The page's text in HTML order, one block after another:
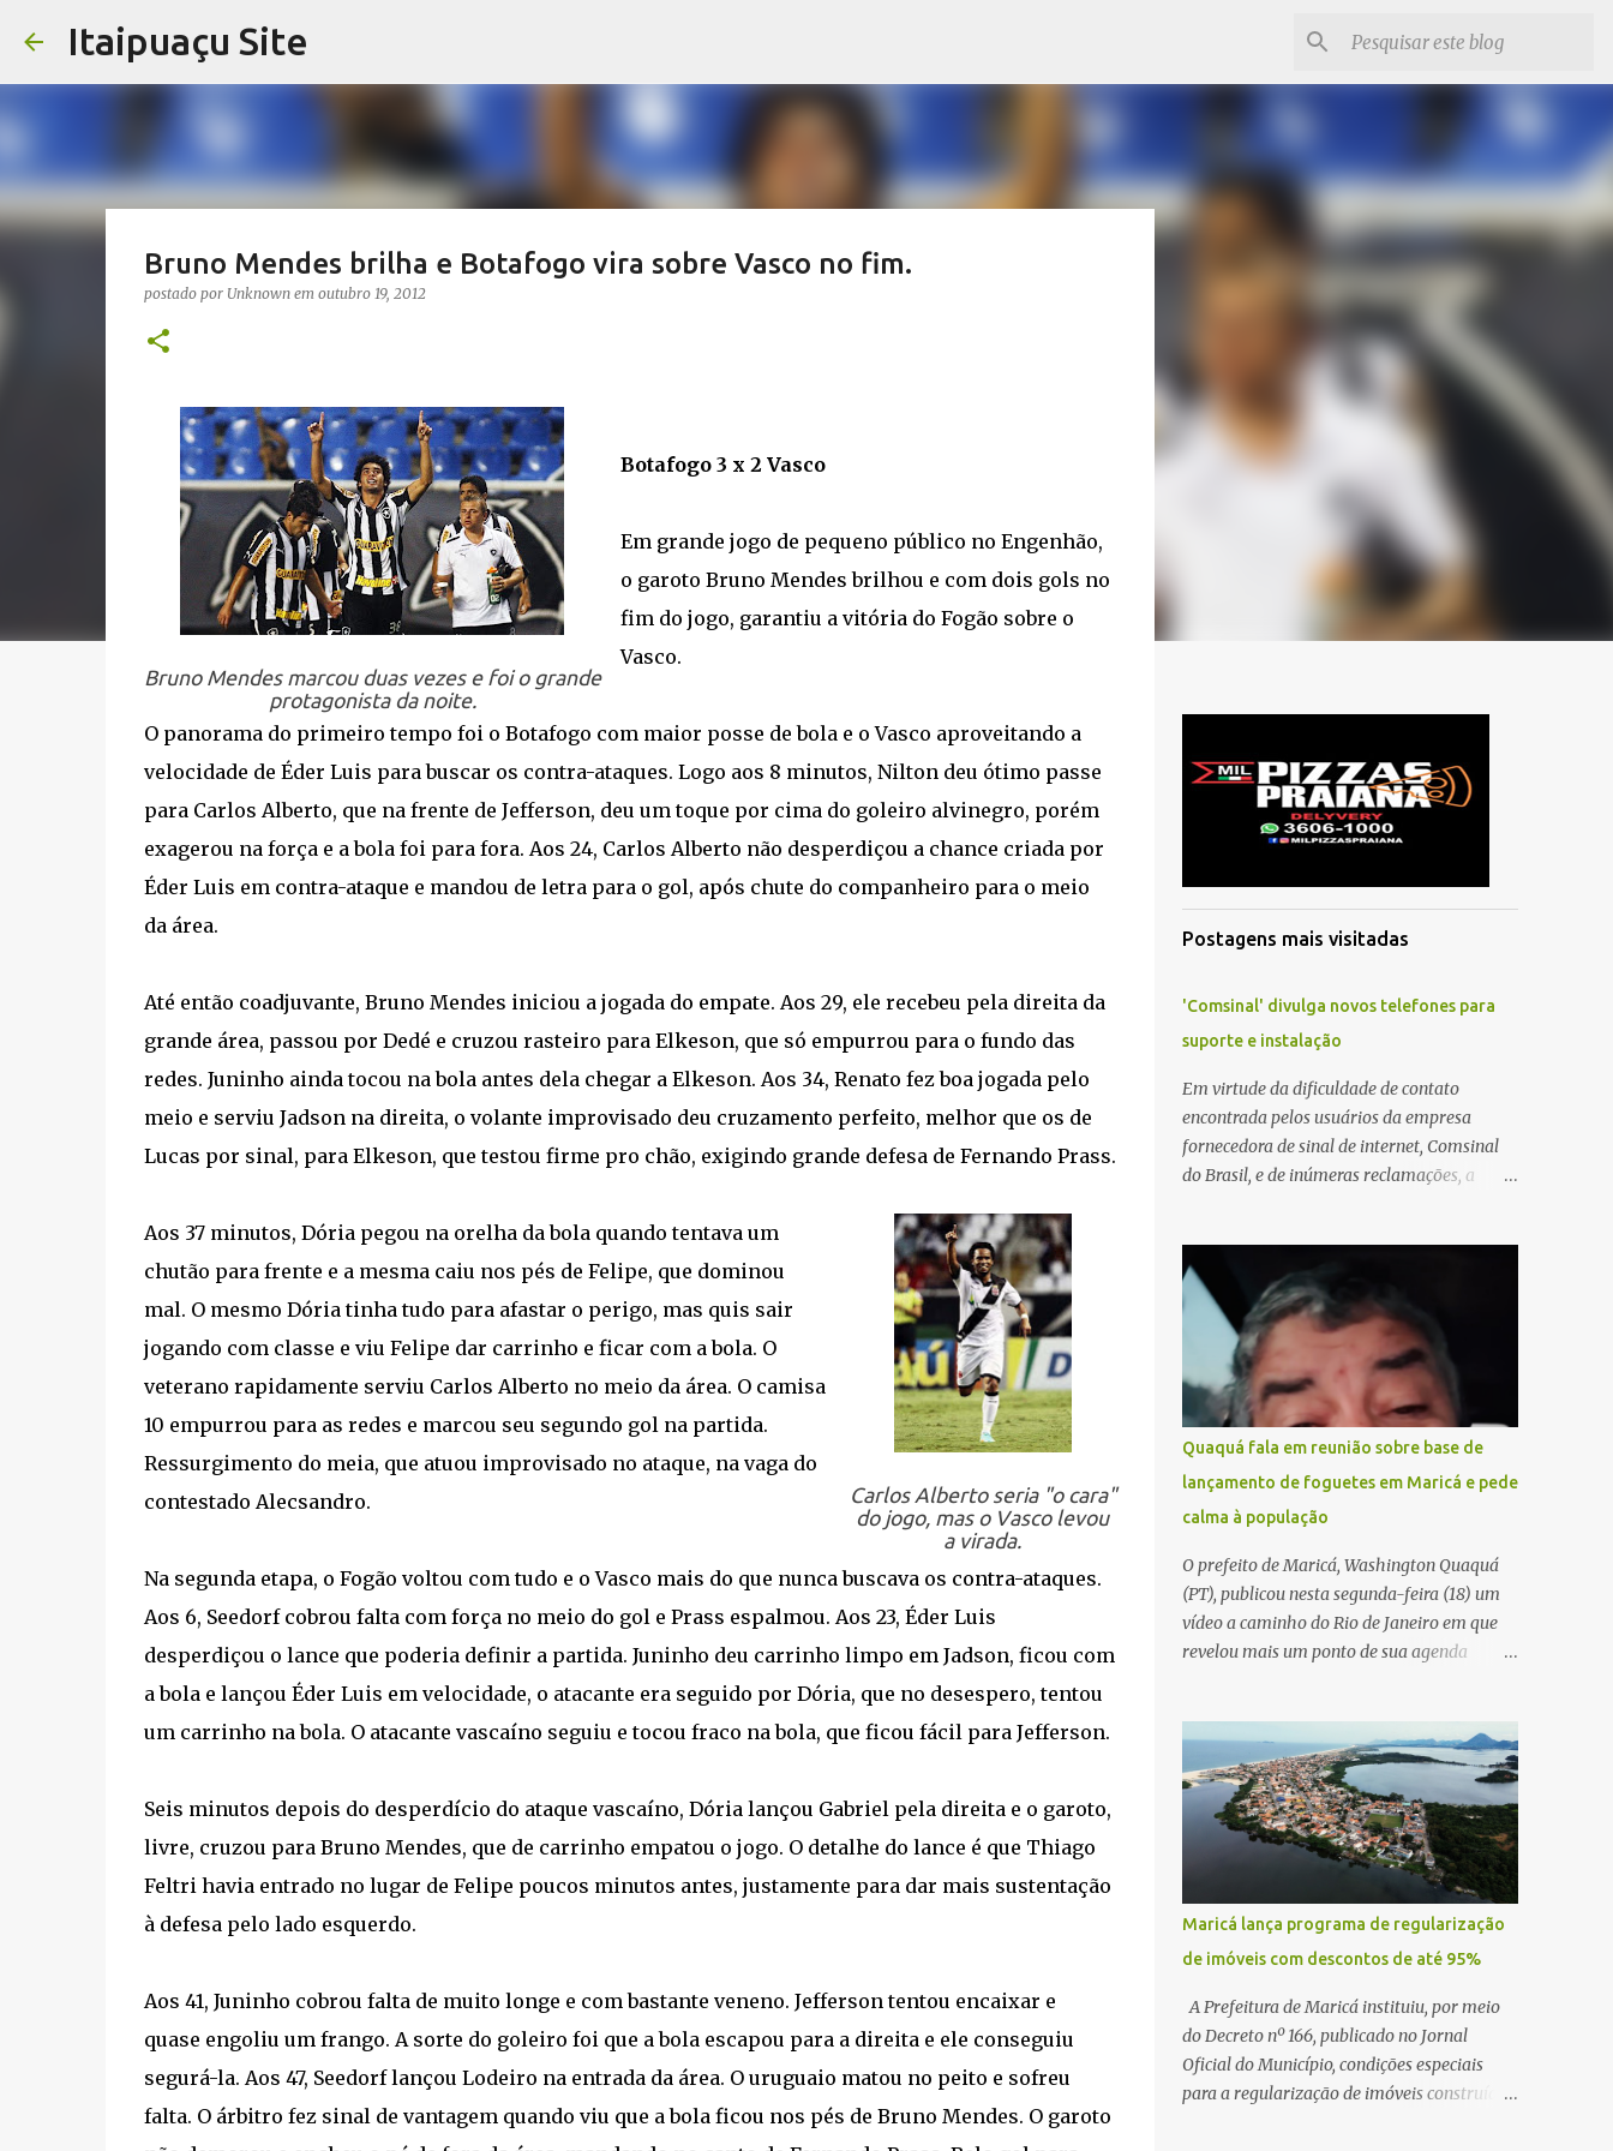
Itaipuaçu Site
Bruno Mendes brilha e Botafogo vira sobre Vasco no fim.
postado por Unknown em outubro 19, 2012
Bruno Mendes marcou duas vezes e foi o grande
protagonista da noite.
Botafogo 3 x 2 Vasco
Em grande jogo de pequeno público no Engenhão,
o garoto Bruno Mendes brilhou e com dois gols no
fim do jogo, garantiu a vitória do Fogão sobre o
Vasco.
O panorama do primeiro tempo foi o Botafogo com maior posse de bola e o Vasco aproveitando a
velocidade de Éder Luis para buscar os contra-ataques. Logo aos 8 minutos, Nilton deu ótimo passe
para Carlos Alberto, que na frente de Jefferson, deu um toque por cima do goleiro alvinegro, porém
exagerou na força e a bola foi para fora. Aos 24, Carlos Alberto não desperdiçou a chance criada por
Éder Luis em contra-ataque e mandou de letra para o gol, após chute do companheiro para o meio
da área.
Até então coadjuvante, Bruno Mendes iniciou a jogada do empate. Aos 29, ele recebeu pela direita da
grande área, passou por Dedé e cruzou rasteiro para Elkeson, que só empurrou para o fundo das
redes. Juninho ainda tocou na bola antes dela chegar a Elkeson. Aos 34, Renato fez boa jogada pelo
meio e serviu Jadson na direita, o volante improvisado deu cruzamento perfeito, melhor que os de
Lucas por sinal, para Elkeson, que testou firme pro chão, exigindo grande defesa de Fernando Prass.
Carlos Alberto seria "o cara"
do jogo, mas o Vasco levou
a virada.
Aos 37 minutos, Dória pegou na orelha da bola quando tentava um
chutão para frente e a mesma caiu nos pés de Felipe, que dominou
mal. O mesmo Dória tinha tudo para afastar o perigo, mas quis sair
jogando com classe e viu Felipe dar carrinho e ficar com a bola. O
veterano rapidamente serviu Carlos Alberto no meio da área. O camisa
10 empurrou para as redes e marcou seu segundo gol na partida.
Ressurgimento do meia, que atuou improvisado no ataque, na vaga do
contestado Alecsandro.
Na segunda etapa, o Fogão voltou com tudo e o Vasco mais do que nunca buscava os contra-ataques.
Aos 6, Seedorf cobrou falta com força no meio do gol e Prass espalmou. Aos 23, Éder Luis
desperdiçou o lance que poderia definir a partida. Juninho deu carrinho limpo em Jadson, ficou com
a bola e lançou Éder Luis em velocidade, o atacante era seguido por Dória, que no desespero, tentou
um carrinho na bola. O atacante vascaíno seguiu e tocou fraco na bola, que ficou fácil para Jefferson.
Seis minutos depois do desperdício do ataque vascaíno, Dória lançou Gabriel pela direita e o garoto,
livre, cruzou para Bruno Mendes, que de carrinho empatou o jogo. O detalhe do lance é que Thiago
Feltri havia entrado no lugar de Felipe poucos minutos antes, justamente para dar mais sustentação
à defesa pelo lado esquerdo.
Aos 41, Juninho cobrou falta de muito longe e com bastante veneno. Jefferson tentou encaixar e
quase engoliu um frango. A sorte do goleiro foi que a bola escapou para a direita e ele conseguiu
segurá-la. Aos 47, Seedorf lançou Lodeiro na entrada da área. O uruguaio matou no peito e sofreu
falta. O árbitro fez sinal de vantagem quando viu que a bola ficou nos pés de Bruno Mendes. O garoto
Postagens mais visitadas
'Comsinal' divulga novos telefones para
suporte e instalação
Em virtude da dificuldade de contato
encontrada pelos usuários da empresa
fornecedora de sinal de internet, Comsinal
do Brasil, e de inúmeras reclamações, a
suporte técnico. Confira, a seguir: 2623-
5858, 2623-9006 e 26235651
Quaquá fala em reunião sobre base de
lançamento de foguetes em Maricá e pede
calma à população
O prefeito de Maricá, Washington Quaquá
(PT), publicou nesta segunda-feira (18) um
vídeo a caminho do Rio de Janeiro em que
revelou mais um ponto de sua agenda
pessoal, para tratar da possibilidade de
construir no município uma base e centro de
lançamento de foguetes e satélites. A
declaração chamou atenção pela ousadia do
projeto, que colocaria Maricá em um novo
patamar de visibilidade tecnológica e
estratégica. Segundo Quaquá, a conversa
será o início de um debate maior sobre a
viabilidade dessa estrutura na cidade.
Durante o vídeo, o prefeito também
respondeu às críticas que vem recebendo.
Segundo ele, muitas pessoas estão dizendo
que promete muito, mas não estaria
Maricá lança programa de regularização
de imóveis com descontos de até 95%
A Prefeitura de Maricá instituiu, por meio
do Decreto nº 166, publicado no Jornal
Oficial do Município, condições especiais
para a regularização de imóveis construídos